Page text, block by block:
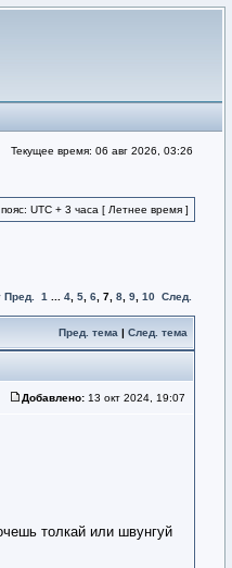
Текущее время: 06 авг 2026, 03:26
UTC + 3 часа [ Летнее время ]
Пред. 1 4 5 6 7 8 9 10 След.
Пред. тема | След. тема
Добавлено: 13 окт 2024, 19:07
толкай или швунгуй